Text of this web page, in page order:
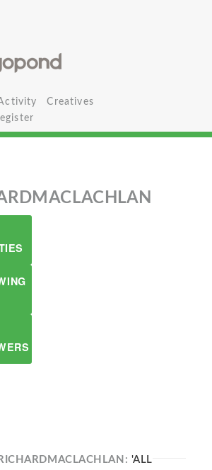
Creatives
RICHARDMACLACHLAN: 'ALL